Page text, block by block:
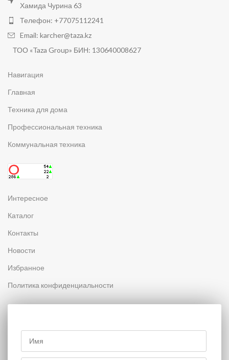
Хамида Чурина 63
Телефон: +77075112241
Email: karcher@taza.kz
ТОО «Taza Group» БИН: 130640008627
Навигация
Главная
Техника для дома
Профессиональная техника
Коммунальная техника
Интересное
Каталог
Контакты
Новости
Избранное
Политика конфиденциальности